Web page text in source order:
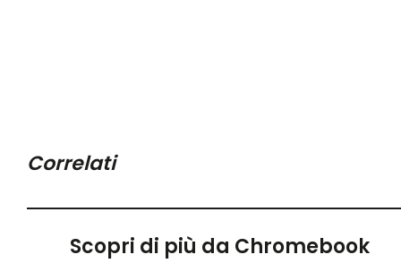
Correlati
Scopri di più da Chromebook